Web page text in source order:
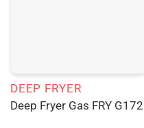
DEEP FRYER
Deep Fryer Gas FRY G172